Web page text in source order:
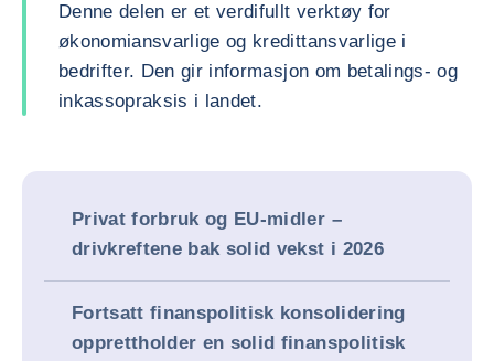
Denne delen er et verdifullt verktøy for
økonomiansvarlige og kredittansvarlige i
bedrifter. Den gir informasjon om betalings- og
inkassopraksis i landet.
Privat forbruk og EU-midler –
drivkreftene bak solid vekst i 2026
Fortsatt finanspolitisk konsolidering
opprettholder en solid finanspolitisk